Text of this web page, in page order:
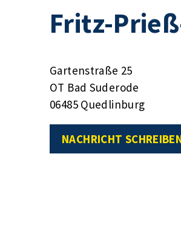
Fritz-
Gartenstraße 25
OT Bad Suderode
06485 Quedlinburg
NACHRICHT